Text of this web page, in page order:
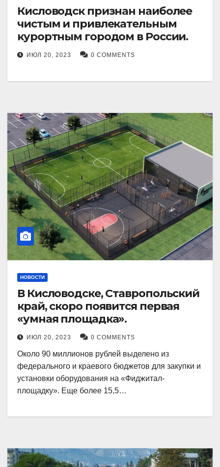
Кисловодск признан наиболее
чистым и привлекательным
курортным городом в России.
ИЮЛ 20, 2023 0 COMMENTS
НОВОСТИ
В Кисловодске, Ставропольский
край, скоро появится первая
«умная площадка».
ИЮЛ 20, 2023 0 COMMENTS
Около 90 миллионов рублей выделено из
федерального и краевого бюджетов для закупки и
установки оборудования на «Фиджитал-
площадку». Еще более 15,5…